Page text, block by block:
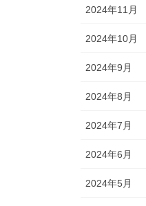
2024年11月
2024年10月
2024年9月
2024年8月
2024年7月
2024年6月
2024年5月